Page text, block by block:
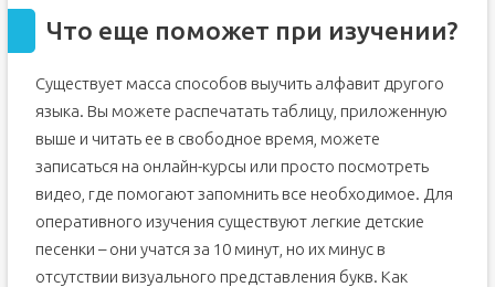
Что еще поможет при изучении?
Существует масса способов выучить алфавит другого
языка. Вы можете распечатать таблицу, приложенную
выше и читать ее в свободное время, можете
записаться на онлайн-курсы или просто посмотреть
видео, где помогают запомнить все необходимое. Для
оперативного изучения существуют легкие детские
песенки – они учатся за 10 минут, но их минус в
отсутствии визуального представления букв. Как